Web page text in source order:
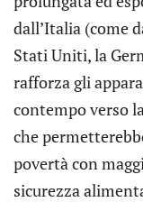
dall’Italia (come
Stati Uniti, la
rafforza gli
contempo verso
che
povertà con
sicurezza